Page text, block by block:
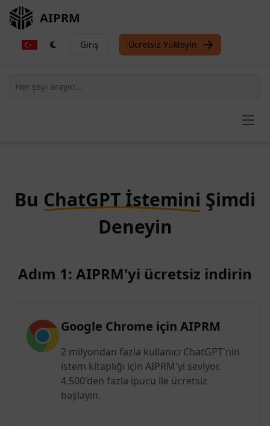
AIPRM
Giriş Ücretsiz Yükleyin
Bu ChatGPT İstemini Şimdi
Deneyin
Adım 1: AIPRM'yi ücretsiz indirin
Google Chrome için AIPRM
2 milyondan fazla kullanıcı ChatGPT'nin
istem kitaplığı için AIPRM'yi seviyor.
4.500'den fazla ipucu ile ücretsiz
başlayın.